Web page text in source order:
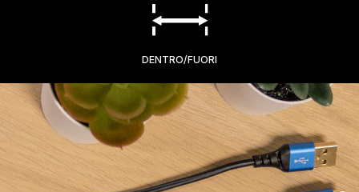
DENTRO/FUORI